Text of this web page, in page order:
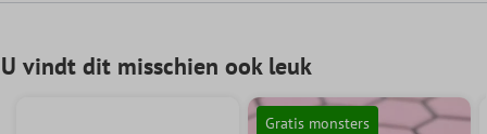
U vindt dit misschien ook leuk
Gratis monsters